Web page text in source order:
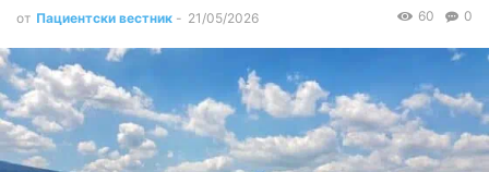
от Пациентски вестник - 21/05/2026 0
60